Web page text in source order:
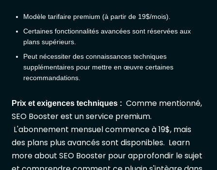
Modèle tarifaire premium (à partir de 19$/mois).
Certaines fonctionnalités avancées sont réservées aux
plans supérieurs.
Peut nécessiter des connaissances techniques
supplémentaires pour mettre en œuvre certaines
recommandations.
Prix et exigences techniques : Comme mentionné,
SEO Booster est un service premium.
L'abonnement mensuel commence à 19$, mais
des plans plus avancés sont disponibles. Learn
more about SEO Booster pour approfondir le sujet